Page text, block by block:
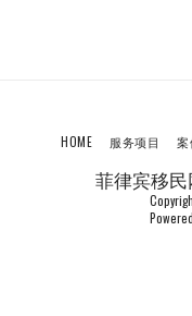
菲律宾移民
HOME 服务项目